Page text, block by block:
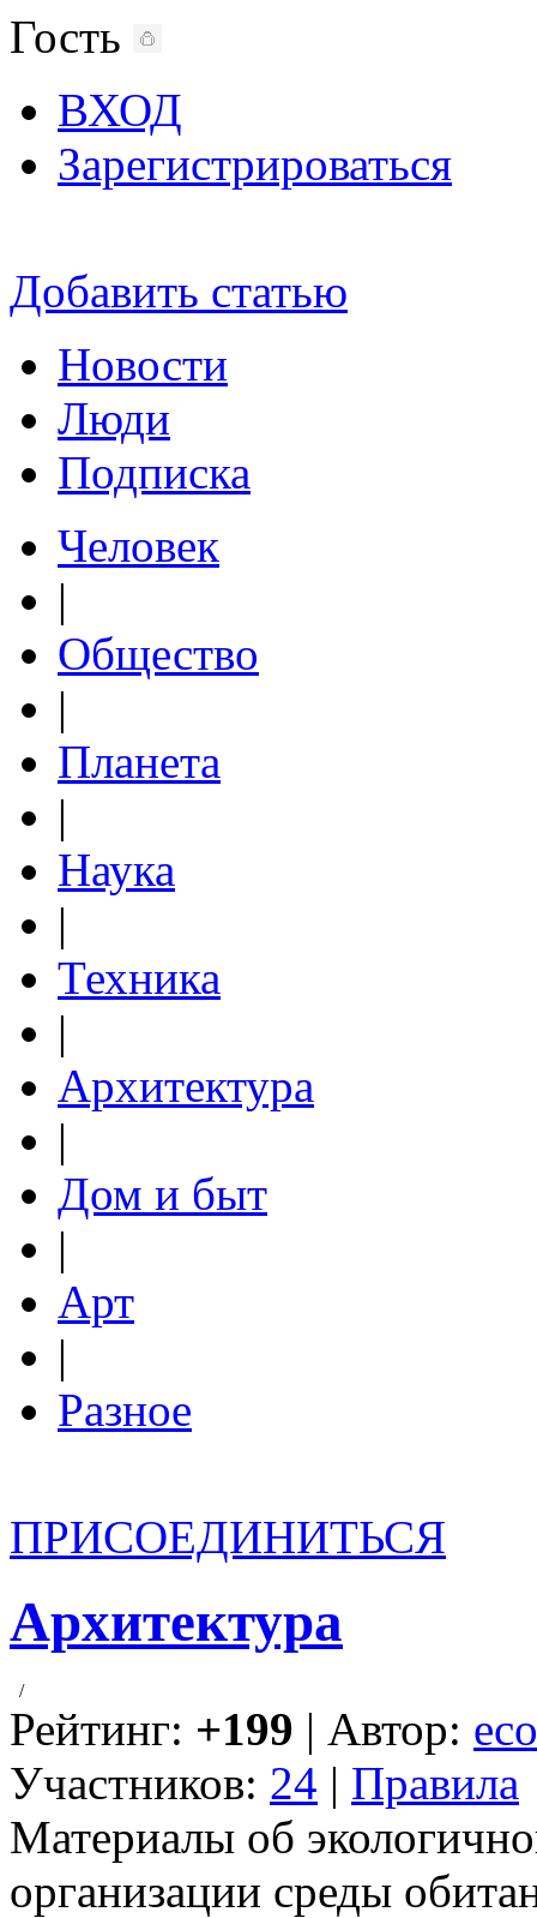
Гость
ВХОД
Зарегистрироваться
Добавить статью
Новости
Люди
Подписка
Человек
|
Общество
|
Планета
|
Наука
|
Техника
|
Архитектура
|
Дом и быт
|
Арт
|
Разное
ПРИСОЕДИНИТЬСЯ
Архитектура
/
Рейтинг: +199 | Автор:
Участников: 24 | Правила
Материалы об
организации среды